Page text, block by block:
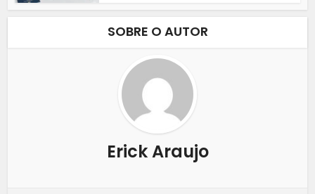
SOBRE O AUTOR
Erick Araujo